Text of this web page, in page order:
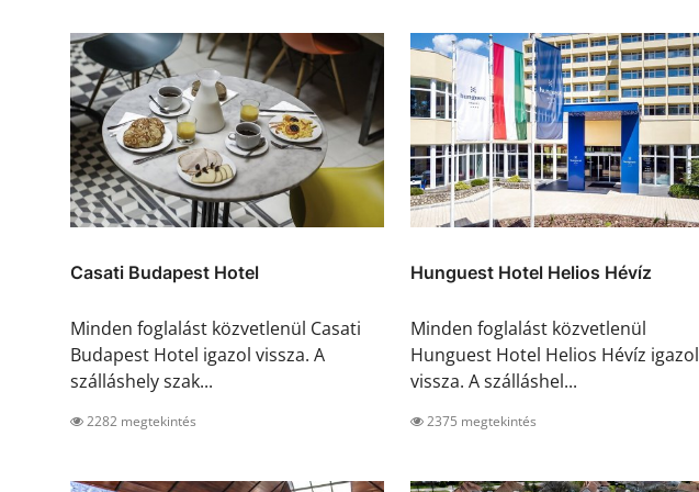
Casati Budapest Hotel
Minden foglalást közvetlenül Casati
Budapest Hotel igazol vissza. A
szálláshely szak...
2282 megtekintés
Hunguest Hotel Helios Hévíz
Minden foglalást közvetlenül
Hunguest Hotel Helios Hévíz igazol
vissza. A szálláshel...
2375 megtekintés